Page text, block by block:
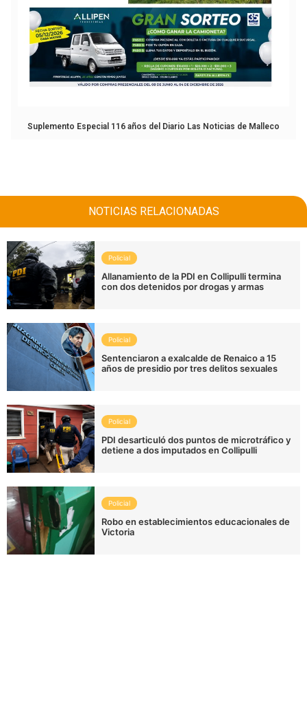
Suplemento Especial 116 años del Diario Las Noticias de Malleco
NOTICIAS RELACIONADAS
Policial
Allanamiento de la PDI en Collipulli termina
con dos detenidos por drogas y armas
Policial
Sentenciaron a exalcalde de Renaico a 15
años de presidio por tres delitos sexuales
Policial
PDI desarticuló dos puntos de microtráfico y
detiene a dos imputados en Collipulli
Policial
Robo en establecimientos educacionales de
Victoria